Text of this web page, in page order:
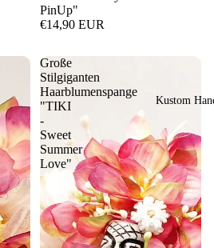
Kustom
PinUp"
€14,90 EUR
Große
Stilgiganten
Haarblumenspange
"TIKI
-
Sweet
Summer
Love"